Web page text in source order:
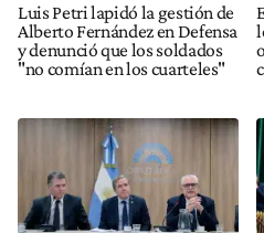
Luis Petri lapidó la gestión de
Alberto Fernández en Defensa
y denunció que los soldados
"no comían en los cuarteles"